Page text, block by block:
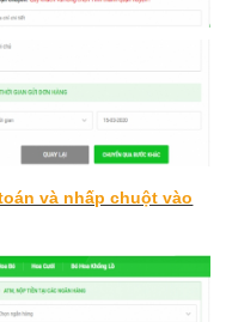
và nhấp chuột vào